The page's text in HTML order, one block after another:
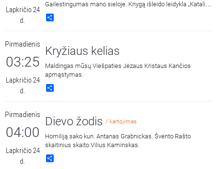
Lapkričio 24
d.
Gailestingumas mano sieloje. Knygą išleido leidykla „Katalikų
pasaulio leidiniai“, 2014 m.
Pirmadienis
03:25
Lapkričio 24
d.
Kryžiaus kelias
Maldingas mūsų Viešpaties Jėzaus Kristaus Kančios
apmąstymas.
Pirmadienis
04:00
Lapkričio 24
d.
Dievo žodis / kartojimas
Homiliją sako kun. Antanas Grabnickas. Švento Rašto
skaitinius skaito Vilius Kaminskas.